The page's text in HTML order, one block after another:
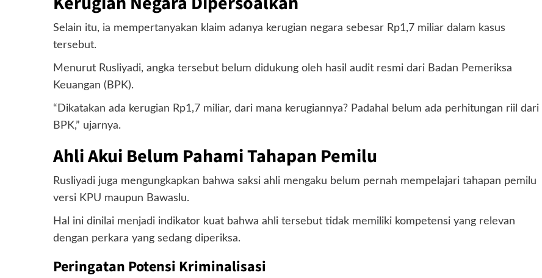
Selain itu, ia mempertanyakan klaim adanya kerugian negara sebesar Rp1,7 miliar dalam kasus
tersebut.
Menurut Rusliyadi, angka tersebut belum didukung oleh hasil audit resmi dari Badan Pemeriksa
Keuangan (BPK).
“Dikatakan ada kerugian Rp1,7 miliar, dari mana kerugiannya? Padahal belum ada perhitungan riil dari
BPK,” ujarnya.
Ahli Akui Belum Pahami Tahapan Pemilu
Rusliyadi juga mengungkapkan bahwa saksi ahli mengaku belum pernah mempelajari tahapan pemilu
versi KPU maupun Bawaslu.
Hal ini dinilai menjadi indikator kuat bahwa ahli tersebut tidak memiliki kompetensi yang relevan
dengan perkara yang sedang diperiksa.
Peringatan Potensi Kriminalisasi